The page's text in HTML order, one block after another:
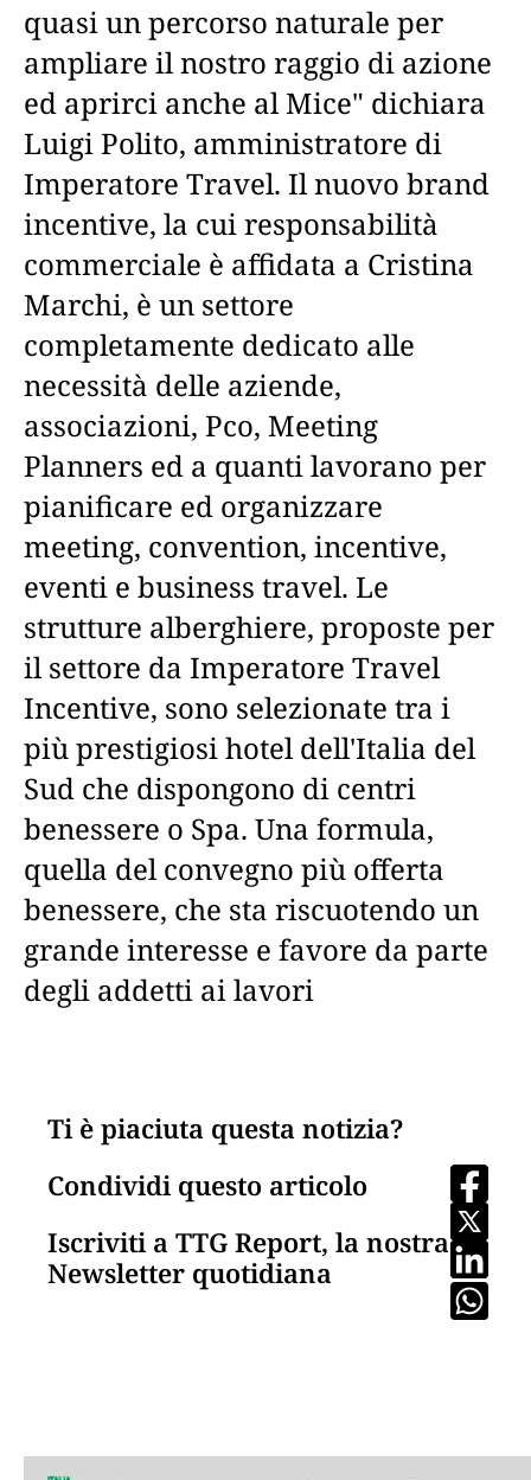
quasi un percorso naturale per
ampliare il nostro raggio di azione
ed aprirci anche al Mice" dichiara
Luigi Polito, amministratore di
Imperatore Travel. Il nuovo brand
incentive, la cui responsabilità
commerciale è affidata a Cristina
Marchi, è un settore
completamente dedicato alle
necessità delle aziende,
associazioni, Pco, Meeting
Planners ed a quanti lavorano per
pianificare ed organizzare
meeting, convention, incentive,
eventi e business travel. Le
strutture alberghiere, proposte per
il settore da Imperatore Travel
Incentive, sono selezionate tra i
più prestigiosi hotel dell'Italia del
Sud che dispongono di centri
benessere o Spa. Una formula,
quella del convegno più offerta
benessere, che sta riscuotendo un
grande interesse e favore da parte
degli addetti ai lavori
Ti è piaciuta questa notizia?
Condividi questo articolo
Iscriviti a TTG Report, la nostra
Newsletter quotidiana